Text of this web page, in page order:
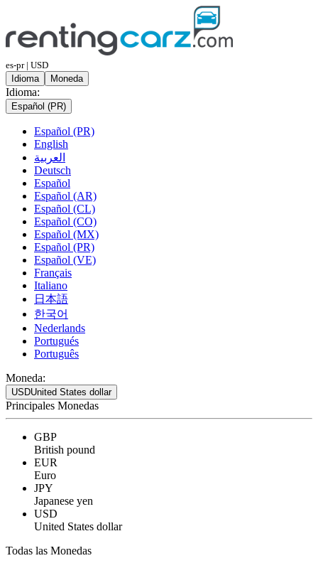
es-pr | USD
Idioma
Moneda
Idioma:
Español (PR)
Español (PR)
English
العربية
Deutsch
Español
Español (AR)
Español (CL)
Español (CO)
Español (MX)
Español (PR)
Español (VE)
Français
Italiano
日本語
한국어
Nederlands
Portugués
Português
Moneda:
USDUnited States dollar
Principales Monedas
GBP
British pound
EUR
Euro
JPY
Japanese yen
USD
United States dollar
Todas las Monedas